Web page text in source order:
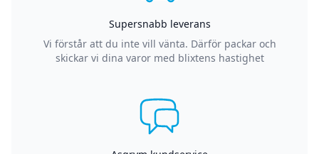
Supersnabb leverans
Vi förstår att du inte vill vänta. Därför packar och
skickar vi dina varor med blixtens hastighet